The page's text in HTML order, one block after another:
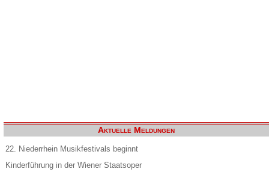
Aktuelle Meldungen
22. Niederrhein Musikfestivals beginnt
Kinderführung in der Wiener Staatsoper